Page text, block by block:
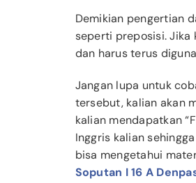
Demikian pengertian
seperti preposisi.
dan harus terus
Jangan lupa untuk
tersebut, kalian akan
kalian mendapatkan
Inggris kalian
bisa mengetahui
Soputan I 16 A